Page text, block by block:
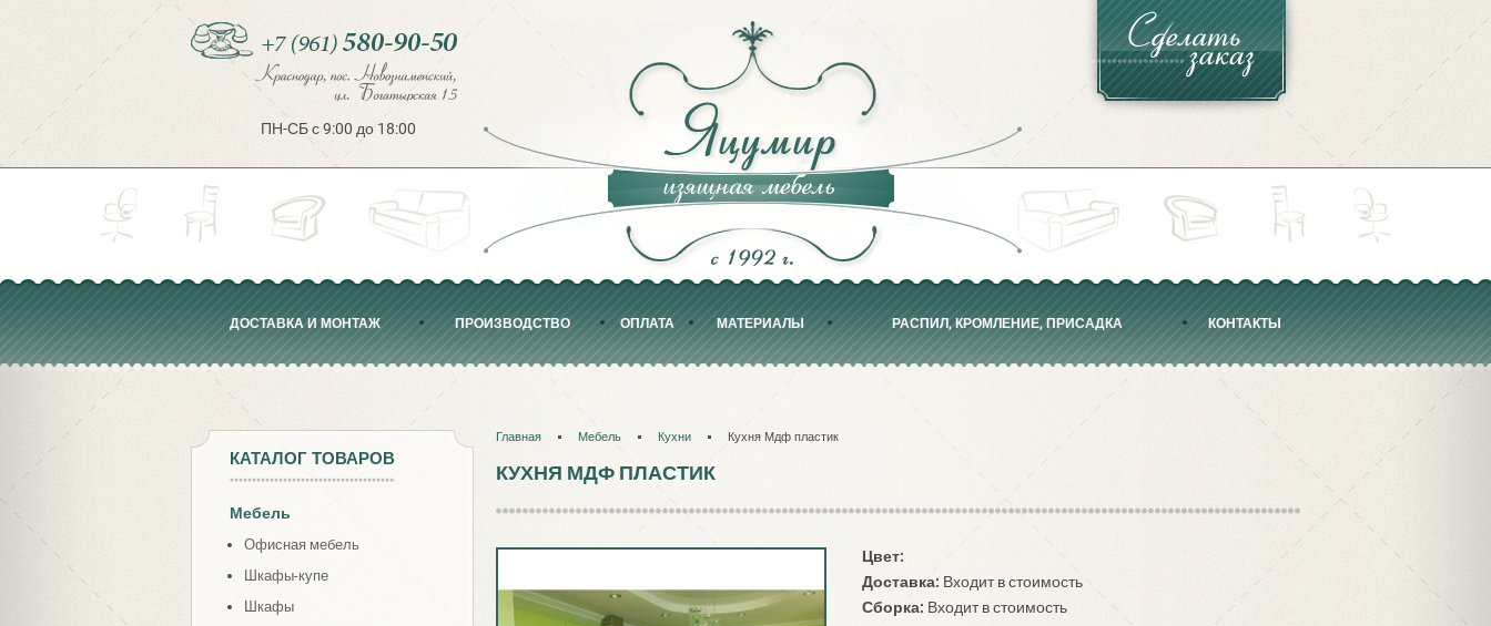
ПН-СБ с 9:00 до 18:00
ДОСТАВКА И МОНТАЖ ПРОИЗВОДСТВО ОПЛАТА МАТЕРИАЛЫ РАСПИЛ, КРОМЛЕНИЕ, ПРИСАДКА КОНТАКТЫ
Главная Мебель Кухни Кухня Мдф пластик
КУХНЯ МДФ ПЛАСТИК
Цвет:
Доставка: Входит в стоимость
Сборка: Входит в стоимость
КАТАЛОГ ТОВАРОВ
Мебель
Офисная мебель
Шкафы-купе
Шкафы